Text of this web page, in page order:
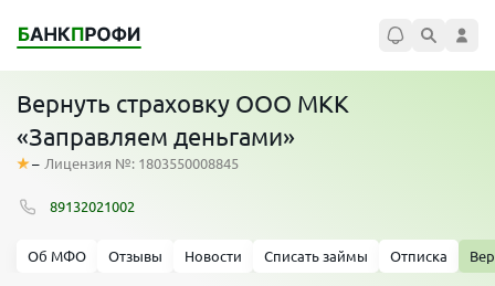
Вернуть страховку ООО МКК
«Заправляем деньгами»
– Лицензия №: 1803550008845
89132021002
Об МФО Отзывы Новости Списать займы Отписка